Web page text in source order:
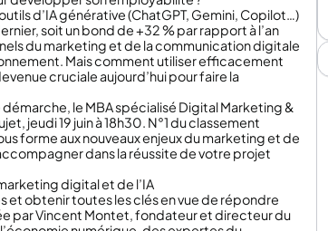
d’IA générative (ChatGPT, Gemini, Copilot…)
soit un bond de +32 % par rapport à l’an
du marketing et de la communication digitale
Mais comment utiliser efficacement
cruciale aujourd’hui pour faire la
le MBA spécialisé Digital Marketing &
jeudi 19 juin à 18h30. N°1 du classement
forme aux nouveaux enjeux du marketing et de
dans la réussite de votre projet
digital et de l’IA
et obtenir toutes les clés en vue de répondre
par Vincent Montet, fondateur et directeur du